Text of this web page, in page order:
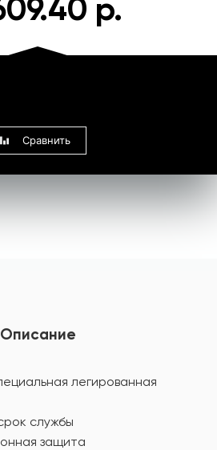
р.
Сравнить
Описание
легированная
службы
защита